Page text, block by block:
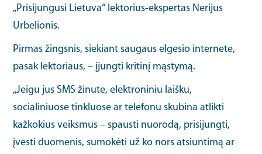
„Prisijungusi Lietuva“ lektorius-ekspertas Nerijus
Urbelionis.
Pirmas žingsnis, siekiant saugaus elgesio internete,
pasak lektoriaus, – įjungti kritinį mąstymą.
„Jeigu jus SMS žinute, elektroniniu laišku,
socialiniuose tinkluose ar telefonu skubina atlikti
kažkokius veiksmus – spausti nuorodą, prisijungti,
įvesti duomenis, sumokėti už ko nors atsiuntimą ar